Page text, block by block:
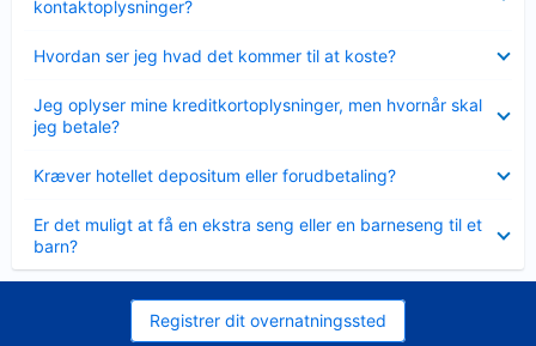
kontaktoplysninger?
Hvordan ser jeg hvad det kommer til at koste?
Jeg oplyser mine kreditkortoplysninger, men hvornår skal
jeg betale?
Kræver hotellet depositum eller forudbetaling?
Er det muligt at få en ekstra seng eller en barneseng til et
barn?
Registrer dit overnatningssted